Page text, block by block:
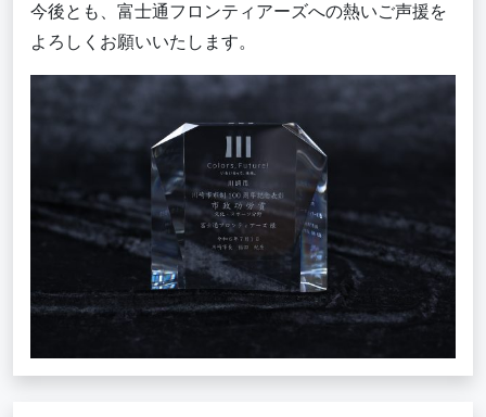
今後とも、富士通フロンティアーズへの熱いご声援を
よろしくお願いいたします。